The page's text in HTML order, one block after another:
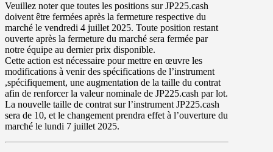
Veuillez noter que toutes les positions sur JP225.cash
doivent être fermées après la fermeture respective du
marché le vendredi 4 juillet 2025. Toute position restant
ouverte après la fermeture du marché sera fermée par
notre équipe au dernier prix disponible.
Cette action est nécessaire pour mettre en œuvre les
modifications à venir des spécifications de l’instrument
,spécifiquement, une augmentation de la taille du contrat
afin de renforcer la valeur nominale de JP225.cash par lot.
La nouvelle taille de contrat sur l’instrument JP225.cash
sera de 10, et le changement prendra effet à l’ouverture du
marché le lundi 7 juillet 2025.